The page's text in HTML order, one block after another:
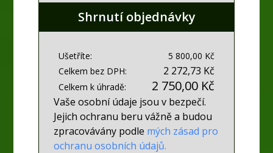
Shrnutí objednávky
Ušetříte:
5 800,00 Kč
Celkem bez DPH:
2 272,73 Kč
Celkem k úhradě: 2 750,00 Kč
Vaše osobní údaje jsou v bezpečí.
Jejich ochranu beru vážně a budou
zpracovávány podle mých zásad pro
ochranu osobních údajů.